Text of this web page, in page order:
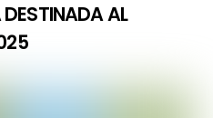
AL